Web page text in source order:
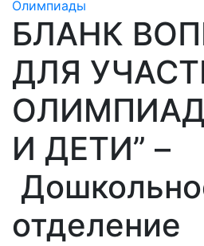
Олимпиады
БЛАНК
ДЛЯ
И ДЕТИ” –
отделение